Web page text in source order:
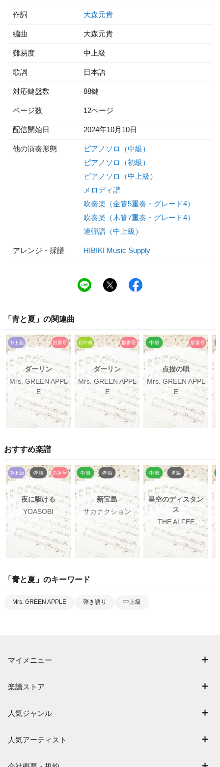
作詞 大森元貴
編曲 大森元貴
難易度 中上級
歌詞 日本語
対応鍵盤数 88鍵
ページ数 12ページ
配信開始日 2024年10月10日
他の演奏形態
ピアノソロ（中級）
ピアノソロ（初級）
ピアノソロ（中上級）
メロディ譜
吹奏楽（金管5重奏・グレード4）
吹奏楽（木管7重奏・グレード4）
連弾譜（中上級）
アレンジ・採譜 HIBIKI Music Supply
「 青と夏 」の関連曲
ダーリン
Mrs. GREEN APPL
E
ダーリン
Mrs. GREEN APPL
E
点描の唄
Mrs. GREEN APPL
E
おすすめ楽譜
夜に駆ける
YOASOBI
新宝島
サカナクション
星空のディスタン
ス
THE ALFEE
「 青と夏 」のキーワード
Mrs. GREEN APPLE 弾き語り 中上級
マイメニュー
退会はこちら
楽譜ストア
難易度別に探す
人気ジャンル
人気アーティスト